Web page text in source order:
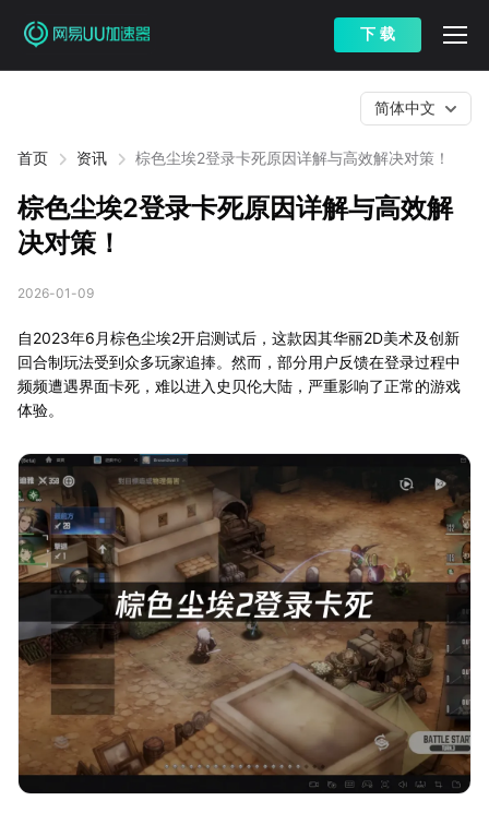
下 载
首页 资讯 棕色尘埃2登录卡死原因详解与高效解决对策！
简体中文
棕色尘埃2登录卡死原因详解与高效解
决对策！
2026-01-09
自2023年6月棕色尘埃2开启测试后，这款因其华丽2D美术及创新
回合制玩法受到众多玩家追捧。然而，部分用户反馈在登录过程中
频频遭遇界面卡死，难以进入史贝伦大陆，严重影响了正常的游戏
体验。